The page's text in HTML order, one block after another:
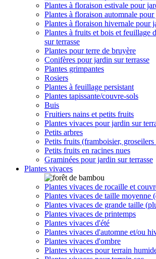
Plantes à floraison estivale pour
Plantes à floraison automnale pour
Plantes à floraison hivernale pour
Plantes à fruits et bois et feuillage
sur terrasse
Plantes pour terre de bruyère
Conifères pour jardin sur terrasse
Plantes grimpantes
Rosiers
Plantes à feuillage persistant
Plantes tapissante/couvre-sols
Buis
Fruitiers nains et petits fruits
Plantes vivaces pour jardin sur
Petits arbres
Petits fruits (framboisier, groseilers
Petits fruits en racines nues
Graminées pour jardin sur terrasse
Plantes vivaces
Plantes vivaces de rocaille et
Plantes vivaces de taille moyenne
Plantes vivaces de grande taille
Plantes vivaces de printemps
Plantes vivaces d'été
Plantes vivaces d'automne et/ou
Plantes vivaces d'ombre
Plantes vivaces pour terrain